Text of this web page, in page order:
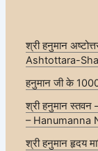
श्री हनुमान
Ashtottara-
हनुमान जी के
श्री हनुमान
– Hanumanna
श्री हनुमान हृदय